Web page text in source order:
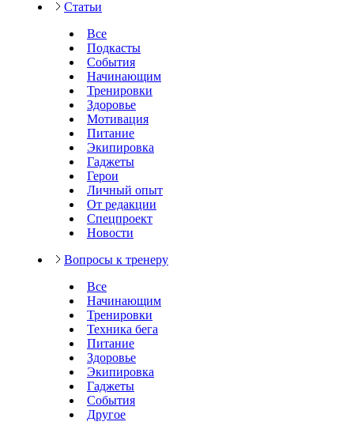
Статьи
Все
Подкасты
События
Начинающим
Тренировки
Здоровье
Мотивация
Питание
Экипировка
Гаджеты
Герои
Личный опыт
От редакции
Спецпроект
Новости
Вопросы к тренеру
Все
Начинающим
Тренировки
Техника бега
Питание
Здоровье
Экипировка
Гаджеты
События
Другое